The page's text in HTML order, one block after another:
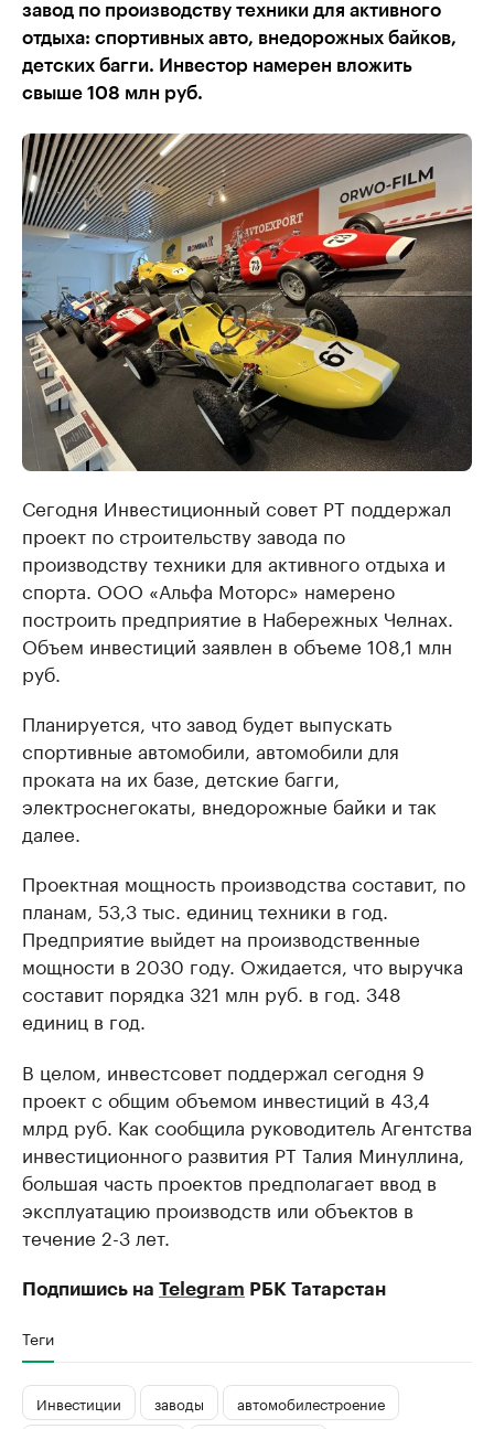
завод по производству техники для активного
отдыха: спортивных авто, внедорожных байков,
детских багги. Инвестор намерен вложить
свыше 108 млн руб.
Сегодня Инвестиционный совет РТ поддержал
проект по строительству завода по
производству техники для активного отдыха и
спорта. ООО «Альфа Моторс» намерено
построить предприятие в Набережных Челнах.
Объем инвестиций заявлен в объеме 108,1 млн
руб.
Планируется, что завод будет выпускать
спортивные автомобили, автомобили для
проката на их базе, детские багги,
электроснегокаты, внедорожные байки и так
далее.
Проектная мощность производства составит, по
планам, 53,3 тыс. единиц техники в год.
Предприятие выйдет на производственные
мощности в 2030 году. Ожидается, что выручка
составит порядка 321 млн руб. в год. 348
единиц в год.
В целом, инвестсовет поддержал сегодня 9
проект с общим объемом инвестиций в 43,4
млрд руб. Как сообщила руководитель Агентства
инвестиционного развития РТ Талия Минуллина,
большая часть проектов предполагает ввод в
эксплуатацию производств или объектов в
течение 2-3 лет.
Подпишись на Telegram РБК Татарстан
Теги
Инвестиции заводы
автомобилестроение